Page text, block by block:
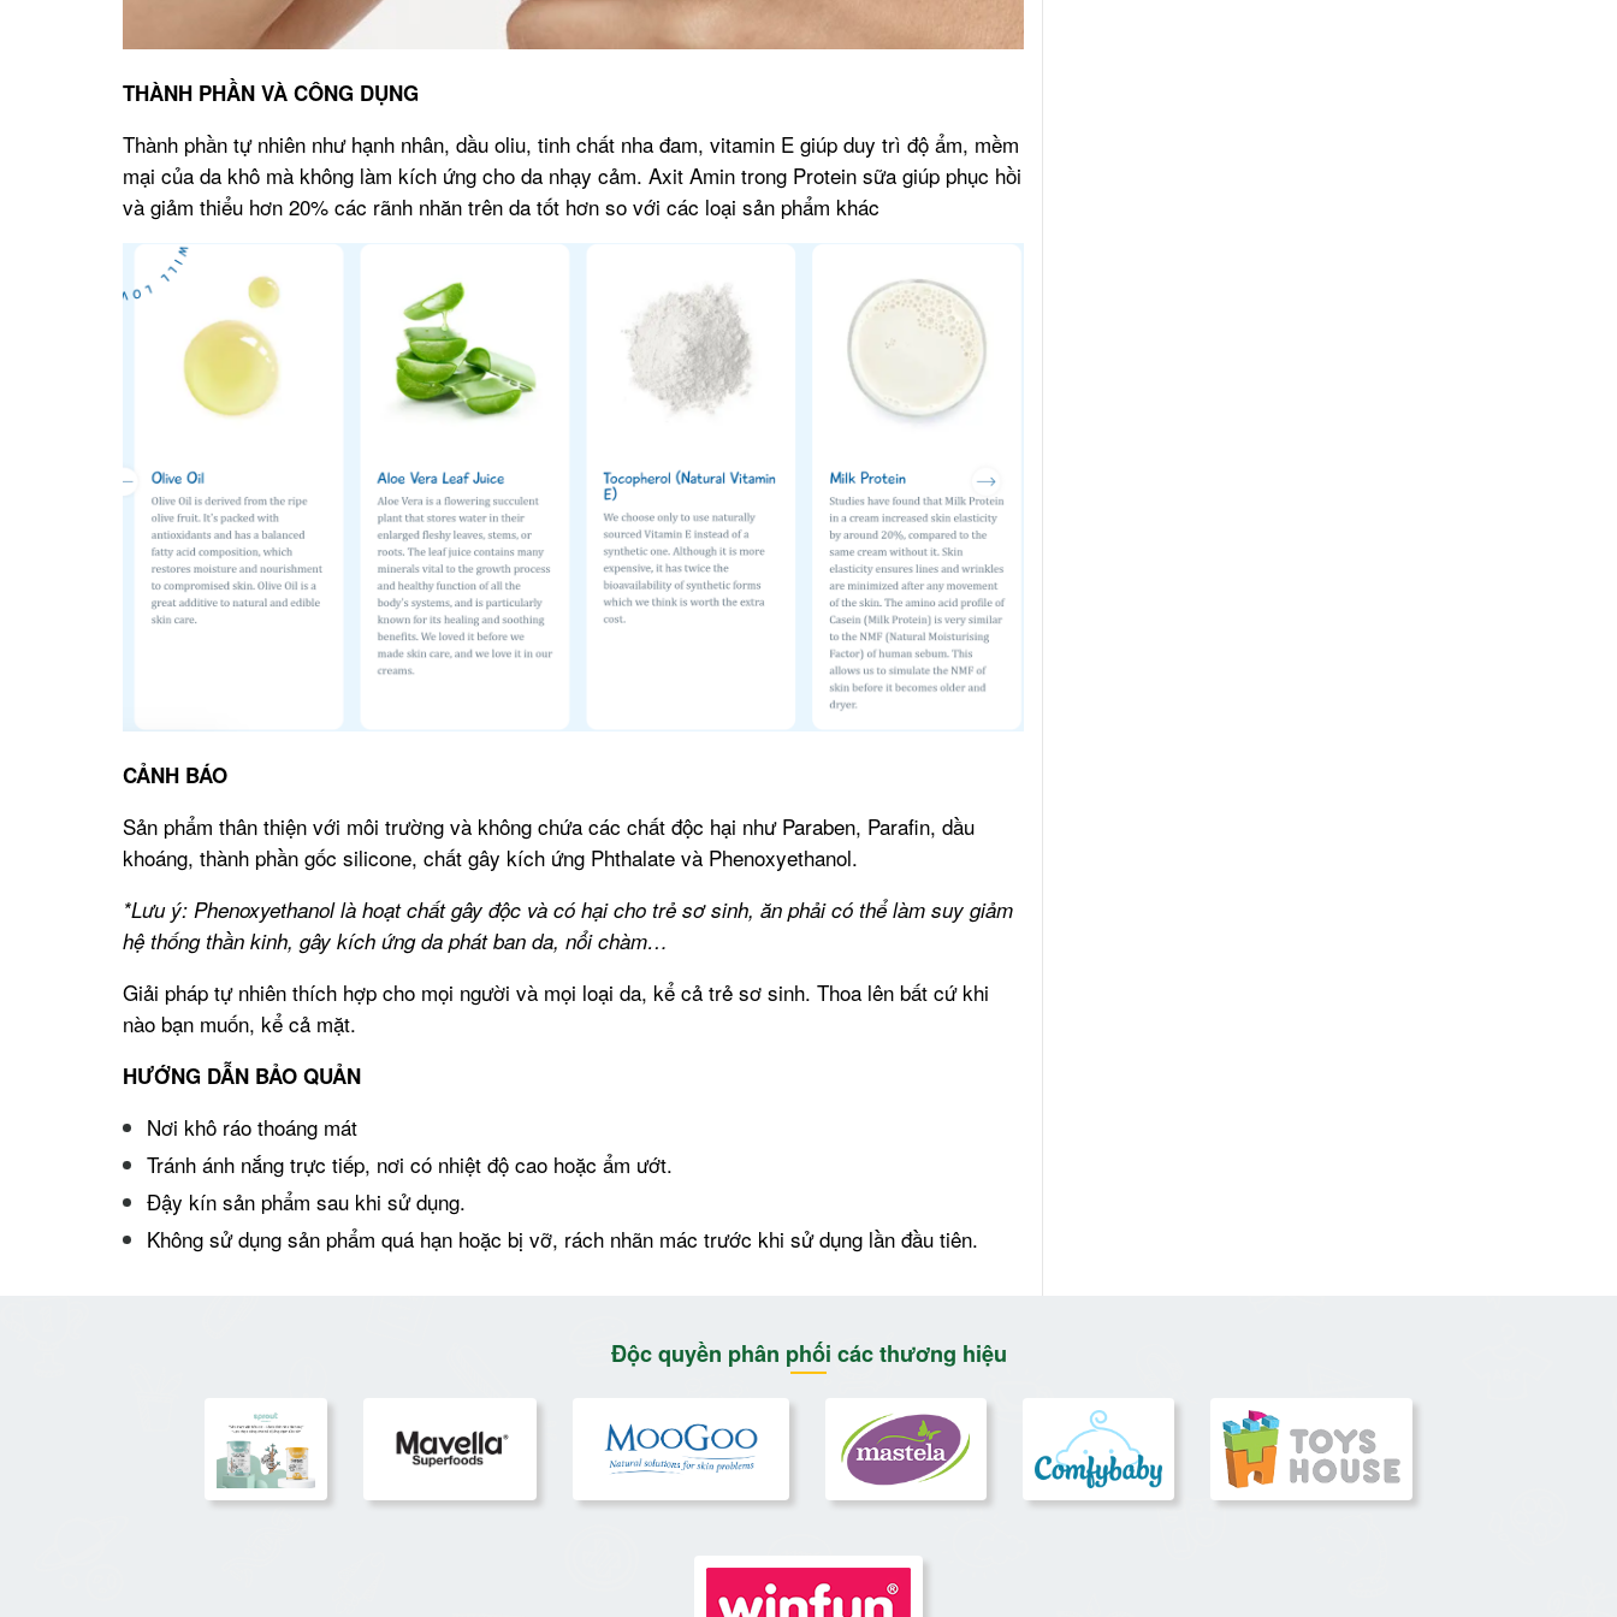
THÀNH PHẦN VÀ CÔNG DỤNG
Thành phần tự nhiên như hạnh nhân, dầu oliu, tinh chất nha đam, vitamin E giúp duy trì độ ẩm, mềm
mại của da khô mà không làm kích ứng cho da nhạy cảm. Axit Amin trong Protein sữa giúp phục hồi
và giảm thiểu hơn 20% các rãnh nhăn trên da tốt hơn so với các loại sản phẩm khác
CẢNH BÁO
Sản phẩm thân thiện với môi trường và không chứa các chất độc hại như Paraben, Parafin, dầu
khoáng, thành phần gốc silicone, chất gây kích ứng Phthalate và Phenoxyethanol.
*Lưu ý: Phenoxyethanol là hoạt chất gây độc và có hại cho trẻ sơ sinh, ăn phải có thể làm suy giảm
hệ thống thần kinh, gây kích ứng da phát ban da, nổi chàm…
Giải pháp tự nhiên thích hợp cho mọi người và mọi loại da, kể cả trẻ sơ sinh. Thoa lên bất cứ khi
nào bạn muốn, kể cả mặt.
HƯỚNG DẪN BẢO QUẢN
Nơi khô ráo thoáng mát
Tránh ánh nắng trực tiếp, nơi có nhiệt độ cao hoặc ẩm ướt.
Đậy kín sản phẩm sau khi sử dụng.
Không sử dụng sản phẩm quá hạn hoặc bị vỡ, rách nhãn mác trước khi sử dụng lần đầu tiên.
Độc quyền phân phối các thương hiệu